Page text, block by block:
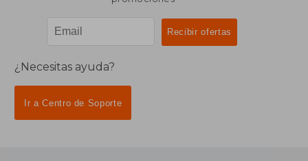
¿Necesitas ayuda?
Ir a Centro de Soporte